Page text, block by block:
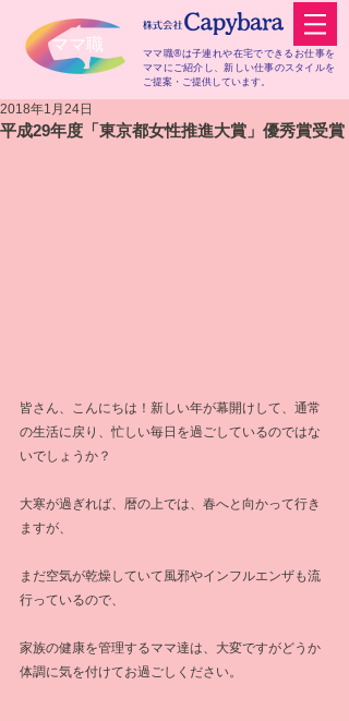
​ママ職
ママ職®は子連れや在宅でできるお仕事を
ママにご紹介し、新しい仕事のスタイルを
ご提案・ご提供しています。
平成29年度「東京都女性推進大賞」優秀賞受賞
2018年1月24日
皆さん、こんにちは！新しい年が幕開けして、通常
の生活に戻り、忙しい毎日を過ごしているのではな
いでしょうか？
大寒が過ぎれば、暦の上では、春へと向かって行き
ますが、
まだ空気が乾燥していて風邪やインフルエンザも流
行っているので、
家族の健康を管理するママ達は、大変ですがどうか
体調に気を付けてお過ごしください。